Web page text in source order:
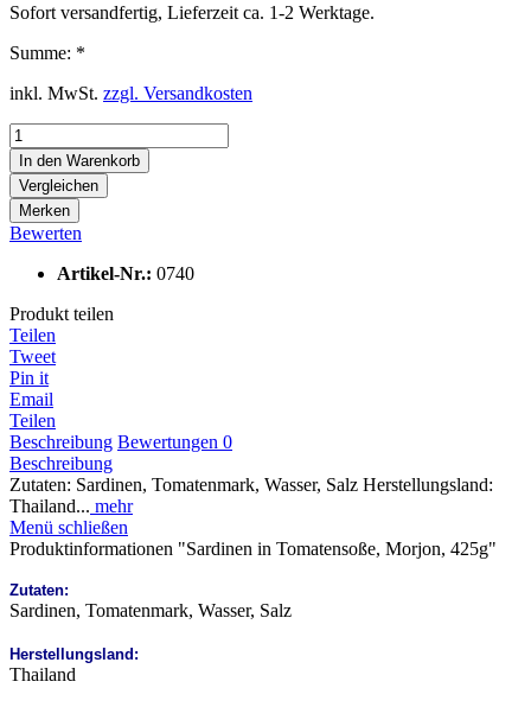
Sofort versandfertig, Lieferzeit ca. 1-2 Werktage.
Summe: *
inkl. MwSt. zzgl. Versandkosten
In den Warenkorb
Vergleichen
Merken
Bewerten
Artikel-Nr.: 0740
Produkt teilen
Teilen
Tweet
Pin it
Email
Teilen
Beschreibung Bewertungen 0
Beschreibung
Zutaten: Sardinen, Tomatenmark, Wasser, Salz Herstellungsland:
Thailand... mehr
Menü schließen
Produktinformationen "Sardinen in Tomatensoße, Morjon, 425g"
Zutaten:
Sardinen, Tomatenmark, Wasser, Salz
Herstellungsland:
Thailand